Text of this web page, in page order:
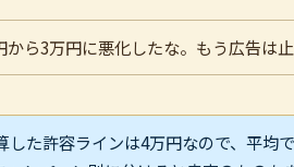
から3万円に悪化したな。もう広告は止
した許容ラインは4万円なので、平均